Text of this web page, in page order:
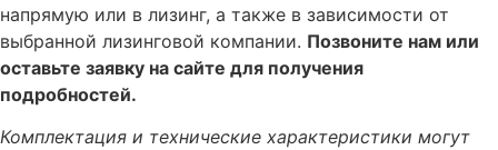
напрямую или в лизинг, а также в зависимости от
выбранной лизинговой компании. Позвоните нам или
оставьте заявку на сайте для получения
подробностей.
Комплектация и технические характеристики могут